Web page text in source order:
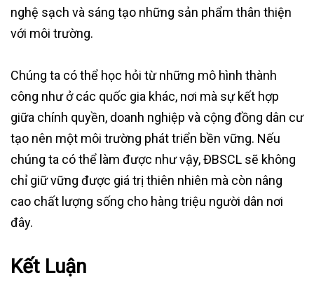
nghệ sạch và sáng tạo những sản phẩm thân thiện
với môi trường.
Chúng ta có thể học hỏi từ những mô hình thành
công như ở các quốc gia khác, nơi mà sự kết hợp
giữa chính quyền, doanh nghiệp và cộng đồng dân cư
tạo nên một môi trường phát triển bền vững. Nếu
chúng ta có thể làm được như vậy, ĐBSCL sẽ không
chỉ giữ vững được giá trị thiên nhiên mà còn nâng
cao chất lượng sống cho hàng triệu người dân nơi
đây.
Kết Luận